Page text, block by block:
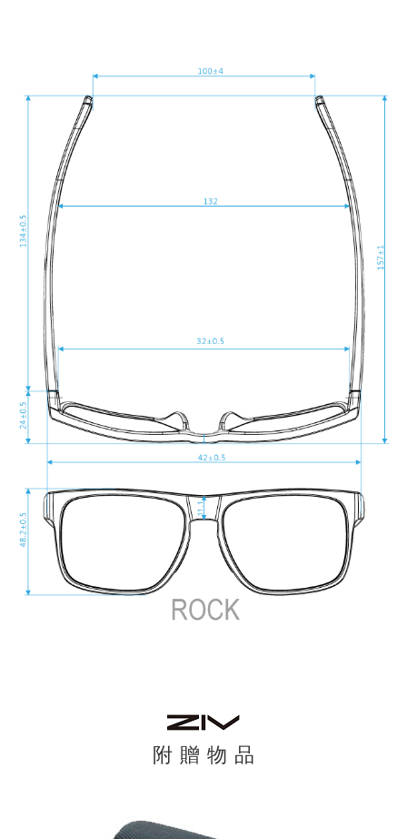
附 贈 物 品